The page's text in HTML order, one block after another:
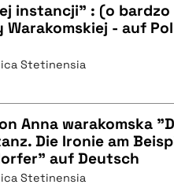
instancji" : (o bardzo
- auf
Stetinensia
Anna warakomska
Die Ironie am
auf Deutsch
Stetinensia